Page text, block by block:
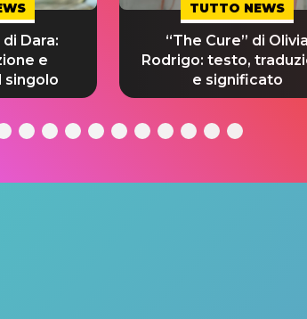
Dara:
e
singolo
TUTTO NEWS
“The Cure” di Olivia
Rodrigo: testo,
e significato